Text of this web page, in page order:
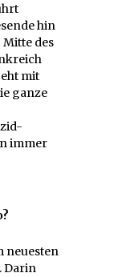
hin
des
mit
ganze
immer
neuesten
Darin